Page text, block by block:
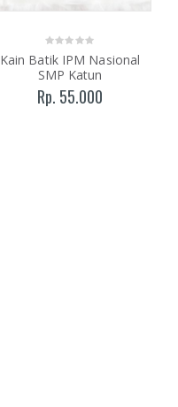
Kain Batik IPM Nasional
SMP Katun
Rp. 55.000